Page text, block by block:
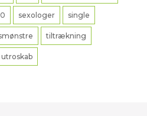
sexologer single
tiltrækning
utroskab